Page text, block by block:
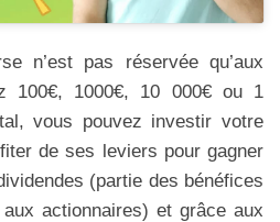
n’est pas réservée qu’aux
100€, 1000€, 10 000€ ou 1
vous pouvez investir votre
de ses leviers pour gagner
(partie des bénéfices
actionnaires) et grâce aux